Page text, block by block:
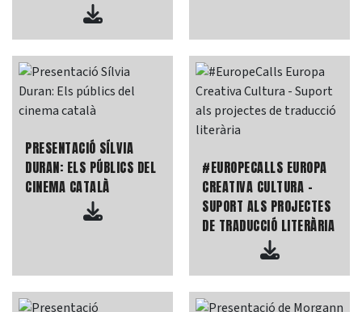
PRESENTACIÓ SÍLVIA
DURAN: ELS PÚBLICS DEL
CINEMA CATALÀ
#EUROPECALLS EUROPA
CREATIVA CULTURA -
SUPORT ALS PROJECTES
DE TRADUCCIÓ LITERÀRIA